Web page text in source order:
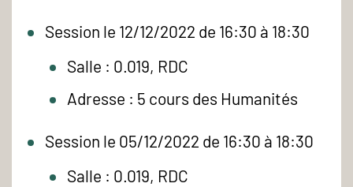
Session le 12/12/2022 de 16:30 à 18:30
Salle : 0.019, RDC
Adresse : 5 cours des Humanités
Session le 05/12/2022 de 16:30 à 18:30
Salle : 0.019, RDC